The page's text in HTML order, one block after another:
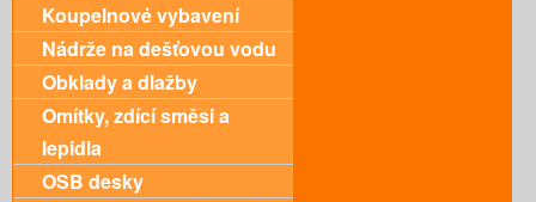
Koupelnové vybavení
Nádrže na dešťovou vodu
Obklady a dlažby
Omítky, zdící směsi a
lepidla
OSB desky